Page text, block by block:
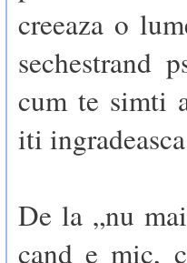
creeaza o
sechestrand
cum te simti
iti
De la „nu
cand e mic,